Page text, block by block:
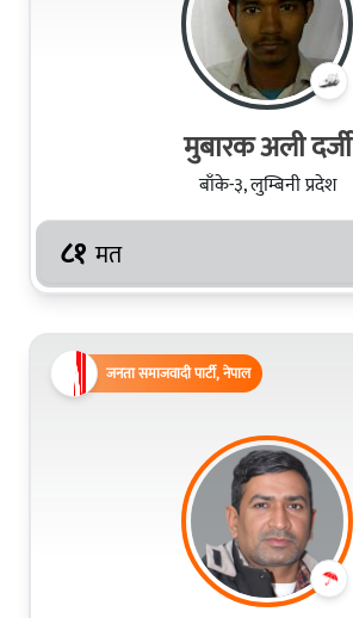
मुबारक अली दर्जी
बाँके-३, लुम्बिनी प्रदेश
८१ मत
जनता समाजवादी पार्टी, नेपाल